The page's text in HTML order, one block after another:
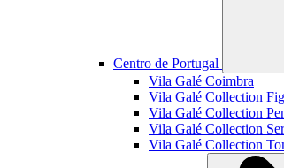
Centro de Portugal
Vila Galé Coimbra
Vila Galé Collection
Vila Galé Collection
Vila Galé Collection
Vila Galé Collection